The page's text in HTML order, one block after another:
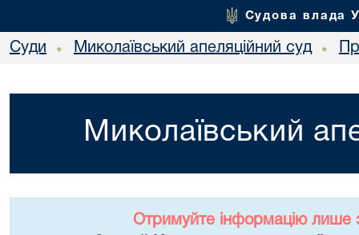
Судова влада
Суди • Миколаївський апеляційний суд •
Миколаївський
Отримуйте інформацію лише